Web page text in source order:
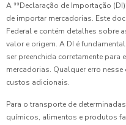
A **Declaração de Importação
de importar mercadorias. Este
Federal e contém detalhes sobre
valor e origem. A DI é
ser preenchida corretamente
mercadorias. Qualquer erro
custos adicionais.
Para o transporte de
químicos, alimentos e produtos